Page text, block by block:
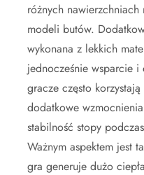
różnych
modeli butów.
wykonana z lekkich
jednocześnie wsparcie i
gracze często
dodatkowe
stabilność stopy
Ważnym aspektem jest
gra generuje dużo